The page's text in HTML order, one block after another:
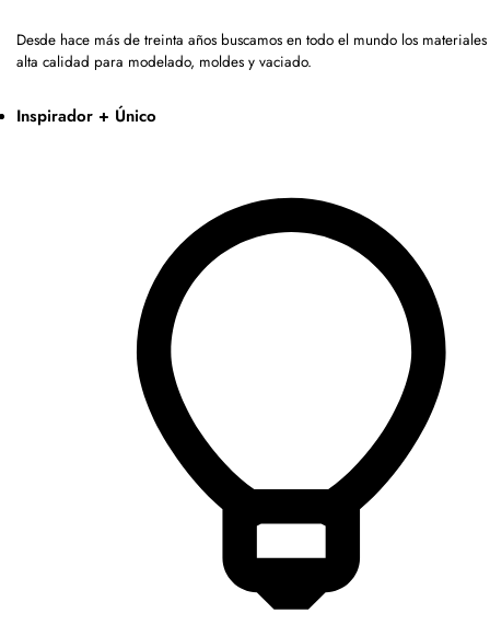
Desde hace más de treinta años buscamos en todo el mundo los
alta calidad para modelado, moldes y vaciado.
Inspirador + Único